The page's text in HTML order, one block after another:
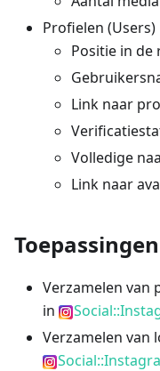
Profielen (Users)
Positie in de
Link naar
Volledige
Link naar
Toepassingen
Verzamelen van
in
Verzamelen van